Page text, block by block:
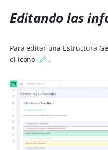
Editando las
Para editar una Estructura
el ícono
.